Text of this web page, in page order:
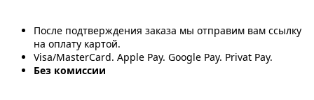
После подтверждения заказа мы отправим вам ссылку
на оплату картой.
Visa/MasterCard. Apple Pay. Google Pay. Privat Pay.
Без комиссии